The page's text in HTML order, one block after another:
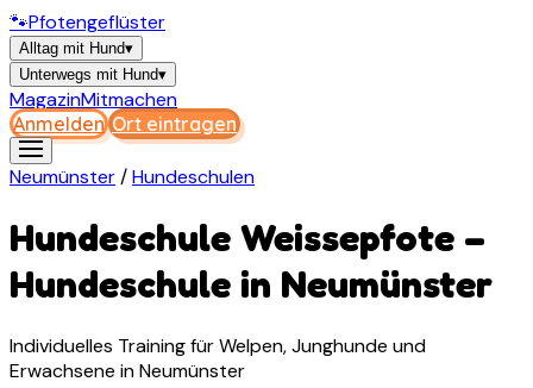
🐾Pfotengeflüster
Alltag mit Hund▾
Unterwegs mit Hund▾
MagazinMitmachen
Anmelden Ort eintragen
Neumünster/Hundeschulen
Hundeschule Weissepfote –
Hundeschule in Neumünster
Individuelles Training für Welpen, Junghunde und
Erwachsene in Neumünster